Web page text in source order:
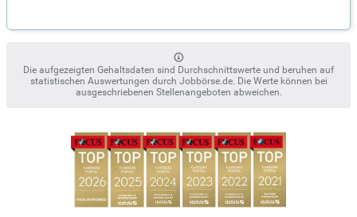
Die aufgezeigten Gehaltsdaten sind Durchschnittswerte und beruhen auf
statistischen Auswertungen durch Jobbörse.de. Die Werte können bei
ausgeschriebenen Stellenangeboten abweichen.